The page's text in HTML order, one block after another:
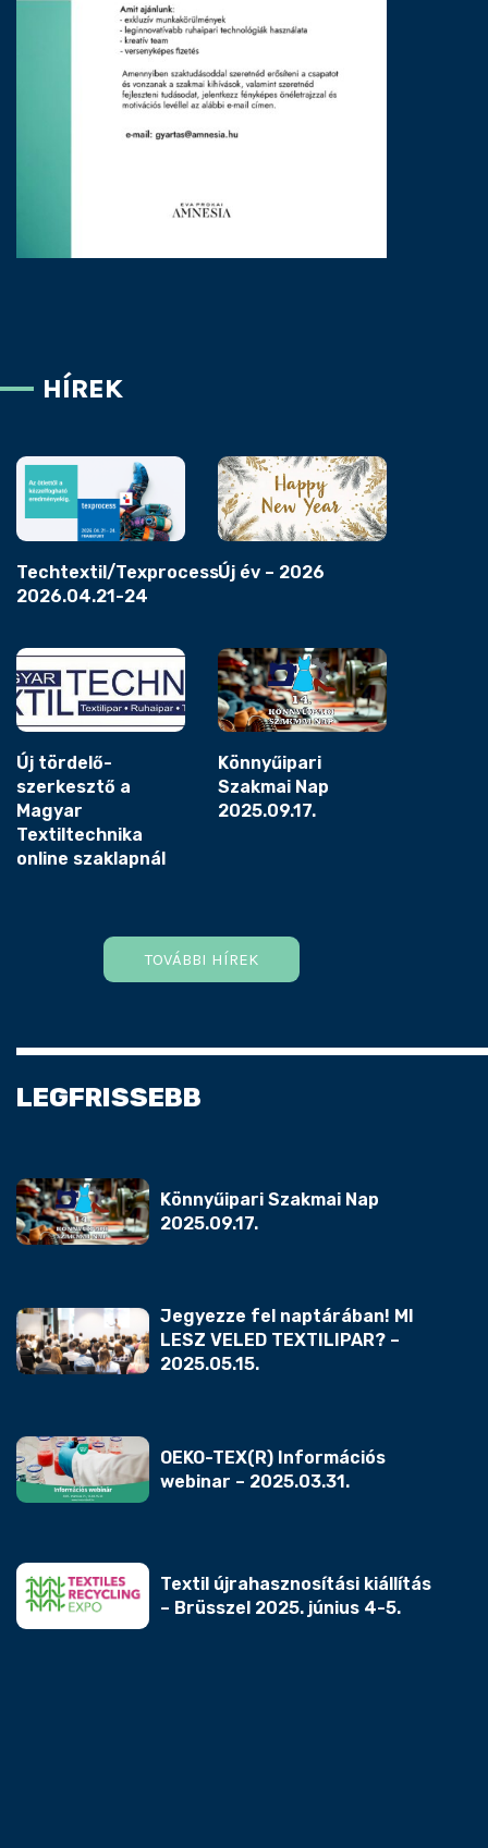
HÍREK
Techtextil/Texprocess
2026.04.21-24
Új év – 2026
Új tördelő-
szerkesztő a
Magyar
Textiltechnika
online szaklapnál
Könnyűipari
Szakmai Nap
2025.09.17.
TOVÁBBI HÍREK
LEGFRISSEBB
Könnyűipari Szakmai Nap
2025.09.17.
Jegyezze fel naptárában! MI
LESZ VELED TEXTILIPAR? –
2025.05.15.
OEKO-TEX(R) Információs
webinar – 2025.03.31.
Textil újrahasznosítási kiállítás
– Brüsszel 2025. június 4-5.